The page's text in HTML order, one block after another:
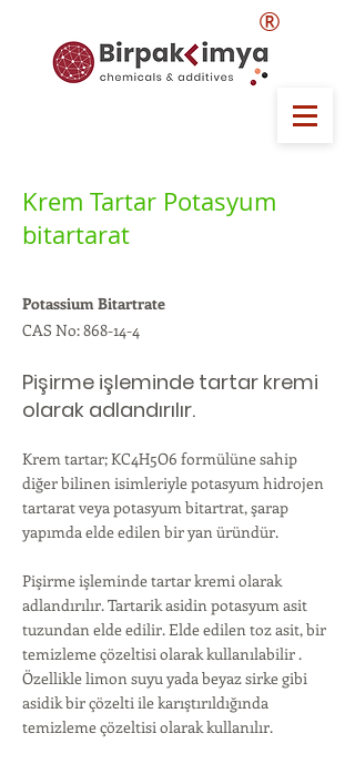
®
Krem Tartar Potasyum
bitartarat
Potassium Bitartrate
CAS No: 868-14-4
Pişirme işleminde tartar kremi
olarak adlandırılır.
Krem tartar; KC4H5O6 formülüne sahip
diğer bilinen isimleriyle potasyum hidrojen
tartarat veya potasyum bitartrat, şarap
yapımda elde edilen bir yan üründür.
Pişirme işleminde tartar kremi olarak
adlandırılır. Tartarik asidin potasyum asit
tuzundan elde edilir. Elde edilen toz asit, bir
temizleme çözeltisi olarak kullanılabilir .
Özellikle limon suyu yada beyaz sirke gibi
asidik bir çözelti ile karıştırıldığında
temizleme çözeltisi olarak kullanılır.